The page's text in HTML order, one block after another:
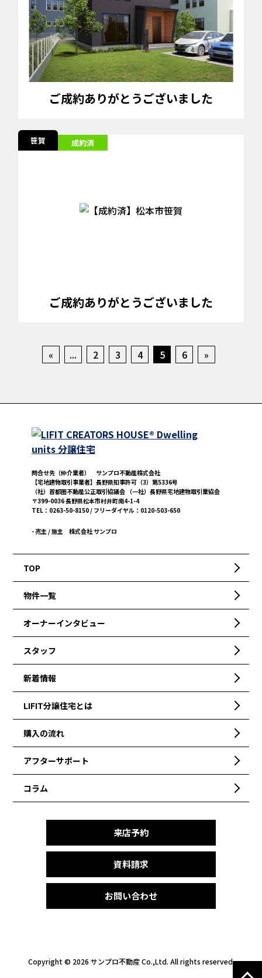
ご成約ありがとうございました
笹賀 成約済
ご成約ありがとうございました
« ... 2 3 4 5 6 »
問合せ先（仲介業者） サンプロ不動産株式会社
【宅地建物取引事業者】長野県知事許可（3）第5336号
（社）首都圏不動産公正取引協議会 （一社）長野県宅地建物取引業協会
〒399-0036 長野県松本市村井町南4-1-4
TEL：0263-50-8150 / フリーダイヤル：0120-503-650
- 売主 / 施主 株式会社 サンプロ
TOP
物件一覧
オーナーインタビュー
スタッフ
新着情報
LIFIT分譲住宅とは
購入の流れ
アフターサポート
コラム
来店予約
資料請求
お問い合わせ
Copyright © 2026 サンプロ不動産 Co.,Ltd. All rights reserved.